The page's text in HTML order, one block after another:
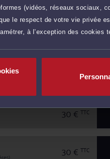
(vidéos, réseaux
le respect de votre vie privée
à l’exception des
plus
120 € TTC
120 €TTC
30 €TTC
30 € TTC